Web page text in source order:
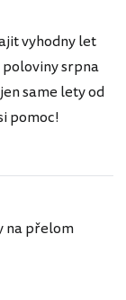
vyhodny let
poloviny srpna
same lety od
pomoc!
na přelom